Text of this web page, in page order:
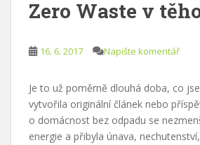
Zero Waste v
16. 6. 2017 Napište komentář
Je to už poměrně dlouhá doba, co
vytvořila originální článek nebo
o domácnost bez odpadu se
energie a přibyla únava,